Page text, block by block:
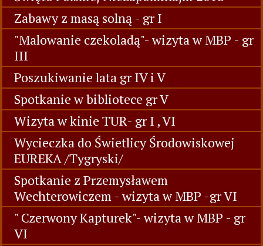
Zabawy z masą solną - gr I
"Malowanie czekoladą"- wizyta w MBP - gr
III
Poszukiwanie lata gr IV i V
Spotkanie w bibliotece gr V
Wizyta w kinie TUR- gr I , VI
Wycieczka do Świetlicy Środowiskowej
EUREKA /Tygryski/
Spotkanie z Przemysławem
Wechterowiczem - wizyta w MBP -gr VI
" Czerwony Kapturek"- wizyta w MBP - gr
VI